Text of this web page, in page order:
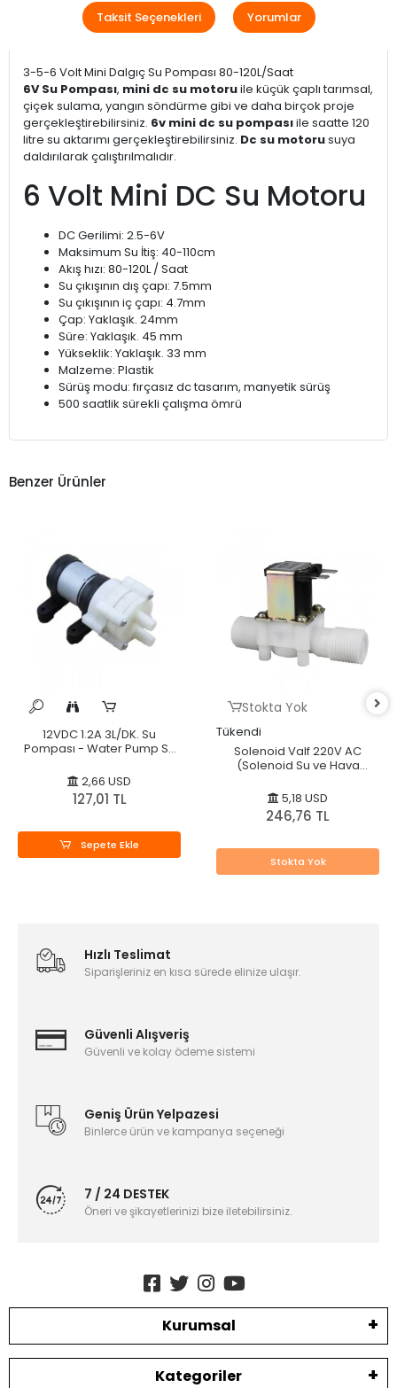
Taksit Seçenekleri Yorumlar
3-5-6 Volt Mini Dalgıç Su Pompası 80-120L/Saat
6V Su Pompası, mini dc su motoruile küçük çaplı tarımsal,
çiçek sulama, yangın söndürme gibi ve daha birçok proje
gerçekleştirebilirsiniz. 6v mini dc su pompasıile saatte 120
litre su aktarımı gerçekleştirebilirsiniz. Dc su motorusuya
daldırılarak çalıştırılmalıdır.
6 Volt Mini DC Su Motoru
DC Gerilimi: 2.5-6V
Maksimum Su İtiş: 40-110cm
Akış hızı: 80-120L / Saat
Su çıkışının dış çapı: 7.5mm
Su çıkışının iç çapı: 4.7mm
Çap: Yaklaşık. 24mm
Süre: Yaklaşık. 45 mm
Yükseklik: Yaklaşık. 33 mm
Malzeme: Plastik
Sürüş modu: fırçasız dc tasarım, manyetik sürüş
500 saatlik sürekli çalışma ömrü
Benzer Ürünler
12VDC 1.2A 3L/DK. Su
Pompası - Water Pump Su
2,66 USD
127,01 TL
Sepete Ekle
Stokta Yok
Tükendi
Solenoid Valf 220V AC
(Solenoid Su ve Hava
5,18 USD
246,76 TL
Stokta Yok
Hızlı Teslimat
Siparişleriniz en kısa sürede elinize ulaşır.
Güvenli Alışveriş
Güvenli ve kolay ödeme sistemi
Geniş Ürün Yelpazesi
Binlerce ürün ve kampanya seçeneği
7 / 24 DESTEK
Öneri ve şikayetlerinizi bize iletebilirsiniz.
Kurumsal
Kategoriler